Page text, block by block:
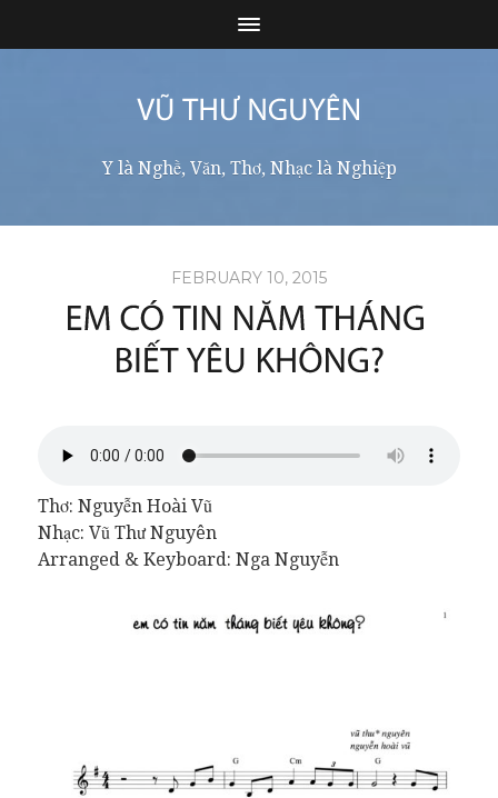
Y là Nghề, Văn, Thơ, Nhạc là Nghiệp
FEBRUARY 10, 2015
Thơ: Nguyễn Hoài Vũ
Nhạc: Vũ Thư Nguyên
Arranged & Keyboard: Nga Nguyễn